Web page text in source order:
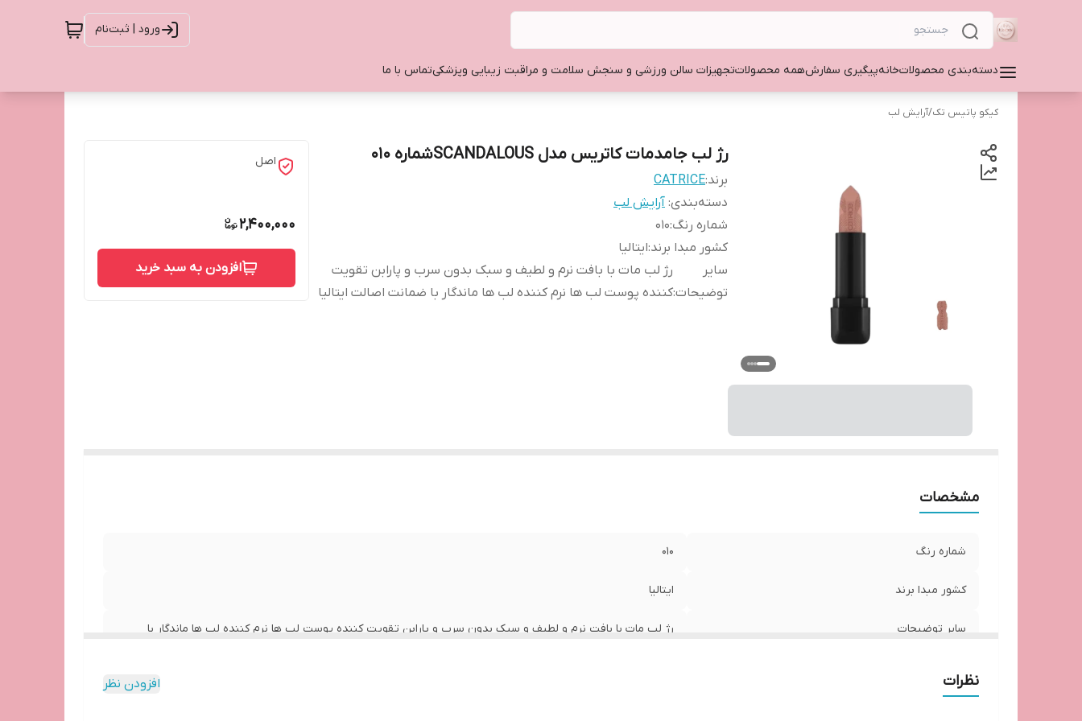
ورود | ثبت‌نام
دسته‌بندی محصولاتخانهپیگیری سفارشهمه محصولاتتجهیزات سالن ورزشی و سنجش سلامت و مراقبت زیبایی وپزشکیتماس با ما
کیکو پاتیس تک/آرایش لب
رژ لب جامدمات کاتریس مدل SCANDALOUSشماره 010
برند:CATRICE
دسته‌بندی: آرایش لب
شماره رنگ:
010
کشور مبدا برند:ایتالیا
سایر
توضیحات:
رژ لب مات با بافت نرم و لطیف و سبک بدون سرب و پارابن تقویت
کننده پوست لب ها نرم کننده لب ها ماندگار با ضمانت اصالت ایتالیا
اصل
2,400,000
افزودن به سبد خرید
مشخصات
شماره رنگ 010
کشور مبدا برند ایتالیا
سایر توضیحات
رژ لب مات با بافت نرم و لطیف و سبک بدون سرب و پارابن تقویت کننده پوست لب ها نرم کننده لب ها ماندگار با
نظرات افزودن نظر